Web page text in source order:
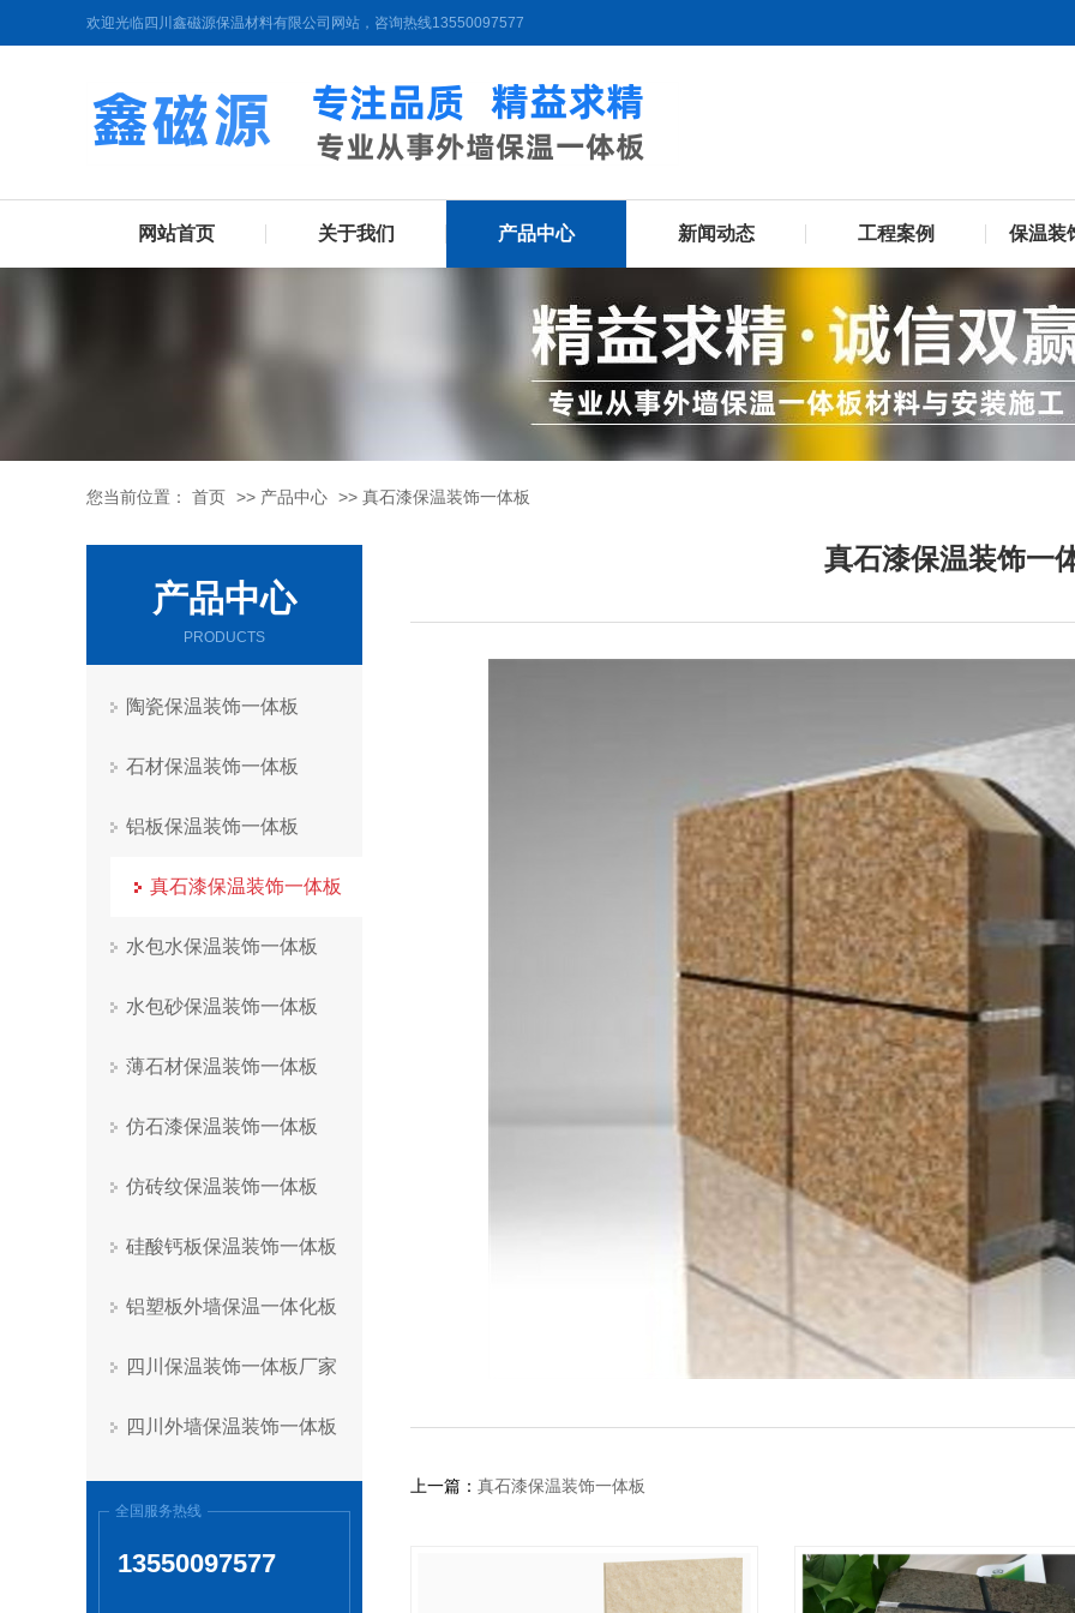
欢迎光临四川鑫磁源保温材料有限公司网站，咨询热线13550097577
网站首页 关于我们 产品中心 新闻动态 工程案例 保温装
您当前位置： 首页 >> 产品中心 >> 真石漆保温装饰一体板
产品中心
PRODUCTS
陶瓷保温装饰一体板
石材保温装饰一体板
铝板保温装饰一体板
真石漆保温装饰一体板
水包水保温装饰一体板
水包砂保温装饰一体板
薄石材保温装饰一体板
仿石漆保温装饰一体板
仿砖纹保温装饰一体板
硅酸钙板保温装饰一体板
铝塑板外墙保温一体化板
四川保温装饰一体板厂家
四川外墙保温装饰一体板
全国服务热线
13550097577
真石漆保温装饰一
上一篇： 真石漆保温装饰一体板